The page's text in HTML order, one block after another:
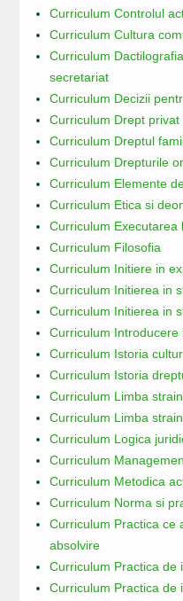
Curriculum Controlul
Curriculum Cultura
Curriculum
secretariat
Curriculum Decizii
Curriculum Drept privat
Curriculum Dreptul
Curriculum Drepturile
Curriculum Elemente
Curriculum Etica si
Curriculum
Curriculum Filosofia
Curriculum Initiere in
Curriculum Initierea in
Curriculum Initierea in
Curriculum
Curriculum Istoria
Curriculum Istoria
Curriculum Limba
Curriculum Limba
Curriculum Logica
Curriculum
Curriculum Metodica
Curriculum Norma si
Curriculum Practica ce
absolvire
Curriculum Practica de
Curriculum Practica de